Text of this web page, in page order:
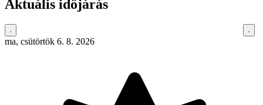
Aktuális időjárás
ma, csütörtök 6. 8. 2026